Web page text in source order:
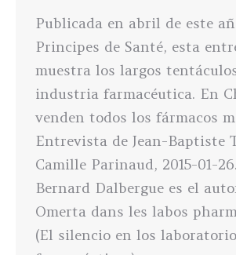
Publicada en abril de este
Principes de Santé, esta
muestra los largos
industria farmacéutica. En
venden todos los fármacos
Entrevista de Jean-Baptiste
Camille Parinaud, 2015-01-
Bernard Dalbergue es el
Omerta dans les labos
(El silencio en los